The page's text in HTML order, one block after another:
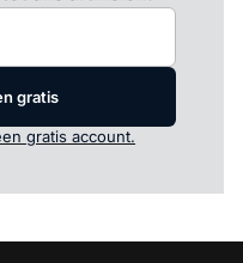
gratis
gratis account.